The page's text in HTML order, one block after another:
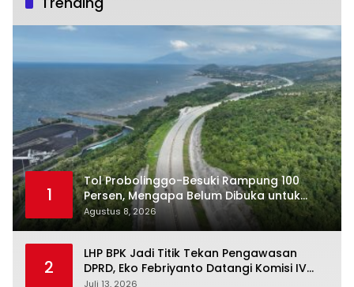
1
Tol Probolinggo-Besuki Rampung 100
Persen, Mengapa Belum Dibuka untuk
Publik?
Agustus 8, 2026
2
LHP BPK Jadi Titik Tekan Pengawasan
DPRD, Eko Febriyanto Datangi Komisi IV
dan Ajak Dewan Kembali Berpijak pada
Juli 13, 2026